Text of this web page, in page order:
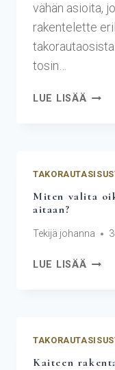
vähän asioita,
rakentelette
tosin…
LUE LISÄÄ
Miten valita
aitaan?
Tekijä johanna
LUE LISÄÄ
Kaiteen